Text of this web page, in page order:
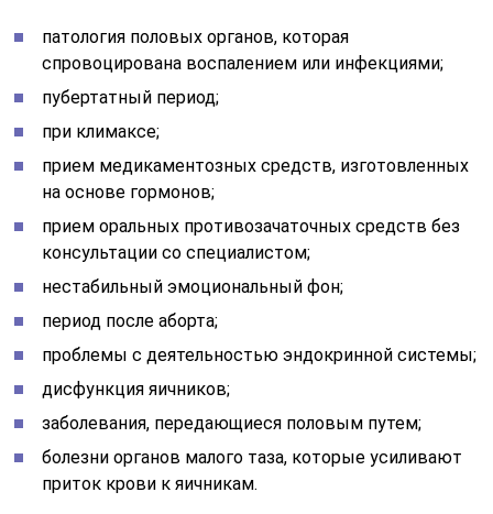
патология половых органов, которая
спровоцирована воспалением или инфекциями;
пубертатный период;
при климаксе;
прием медикаментозных средств, изготовленных
на основе гормонов;
прием оральных противозачаточных средств без
консультации со специалистом;
нестабильный эмоциональный фон;
период после аборта;
проблемы с деятельностью эндокринной системы;
дисфункция яичников;
заболевания, передающиеся половым путем;
болезни органов малого таза, которые усиливают
приток крови к яичникам.